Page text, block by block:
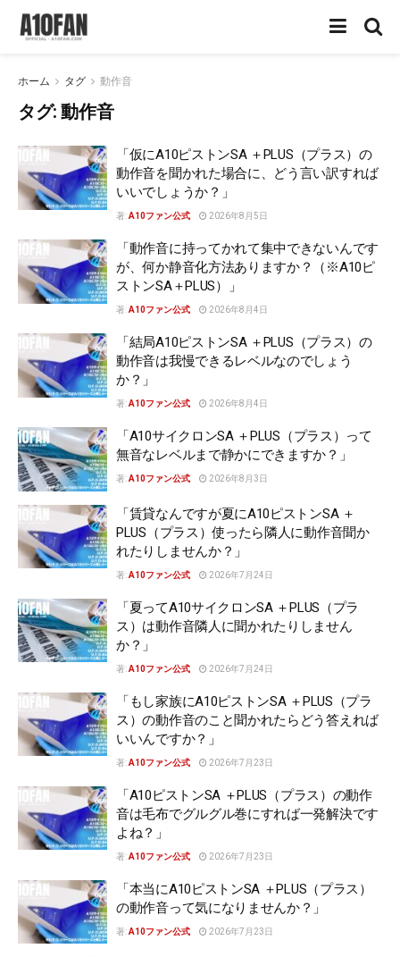
ホーム タグ 動作音
タグ:動作音
「仮にA10ピストンSA ＋PLUS（プラス）の
動作音を聞かれた場合に、どう言い訳すれば
いいでしょうか？」
著:A10ファン公式 2026年8月5日
「動作音に持ってかれて集中できないんです
が、何か静音化方法ありますか？（※A10ピ
ストンSA＋PLUS）」
著:A10ファン公式 2026年8月4日
「結局A10ピストンSA ＋PLUS（プラス）の
動作音は我慢できるレベルなのでしょう
か？」
著:A10ファン公式 2026年8月4日
「A10サイクロンSA ＋PLUS（プラス）って
無音なレベルまで静かにできますか？」
著:A10ファン公式 2026年8月3日
「賃貸なんですが夏にA10ピストンSA ＋
PLUS（プラス）使ったら隣人に動作音聞か
れたりしませんか？」
著:A10ファン公式 2026年7月24日
「夏ってA10サイクロンSA ＋PLUS（プラ
ス）は動作音隣人に聞かれたりしません
か？」
著:A10ファン公式 2026年7月24日
「もし家族にA10ピストンSA ＋PLUS（プラ
ス）の動作音のこと聞かれたらどう答えれば
いいんですか？」
著:A10ファン公式 2026年7月23日
「A10ピストンSA ＋PLUS（プラス）の動作
音は毛布でグルグル巻にすれば一発解決です
よね？」
著:A10ファン公式 2026年7月23日
「本当にA10ピストンSA ＋PLUS（プラス）
の動作音って気になりませんか？」
著:A10ファン公式 2026年7月23日